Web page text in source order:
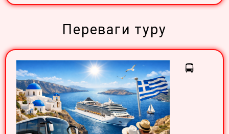
Переваги туру
🚍